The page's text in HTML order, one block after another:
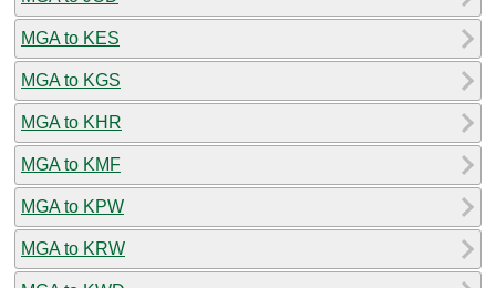
MGA to KES
MGA to KGS
MGA to KHR
MGA to KMF
MGA to KPW
MGA to KRW